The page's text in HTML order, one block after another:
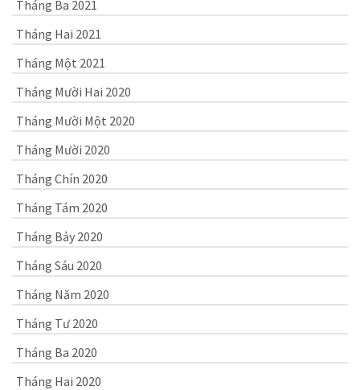
Tháng Ba 2021
Tháng Hai 2021
Tháng Một 2021
Tháng Mười Hai 2020
Tháng Mười Một 2020
Tháng Mười 2020
Tháng Chín 2020
Tháng Tám 2020
Tháng Bảy 2020
Tháng Sáu 2020
Tháng Năm 2020
Tháng Tư 2020
Tháng Ba 2020
Tháng Hai 2020